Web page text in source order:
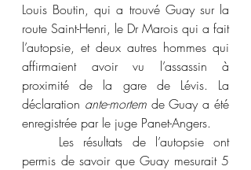
Louis Boutin, qui a trouvé Guay sur la
route Saint-Henri, le Dr Marois qui a fait
l’autopsie, et deux autres hommes qui
affirmaient avoir vu l’assassin à
proximité de la gare de Lévis. La
déclaration ante-mortem de Guay a été
enregistrée par le juge Panet-Angers.
permis de savoir que Guay mesurait 5